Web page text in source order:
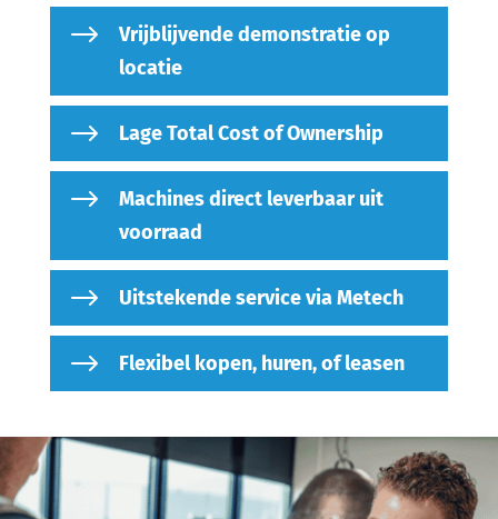
$
Vrijblijvende demonstratie op
locatie
$ Lage Total Cost of Ownership
$
Machines direct leverbaar uit
voorraad
$ Uitstekende service via Metech
$ Flexibel kopen, huren, of leasen